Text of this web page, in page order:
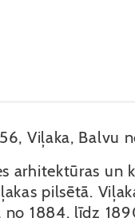
Viļaka, Balvu
arhitektūras un
pilsētā.
no 1884. līdz